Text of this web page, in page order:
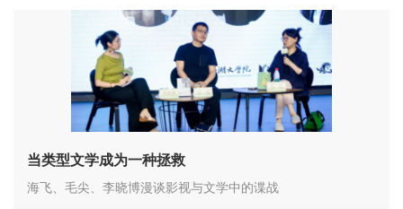
当类型文学成为一种拯救
海飞、毛尖、李晓博漫谈影视与文学中的谍战